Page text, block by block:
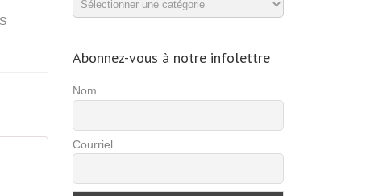
d’exercices
Abonnez-vous à notre infolettre
Nom
Courriel